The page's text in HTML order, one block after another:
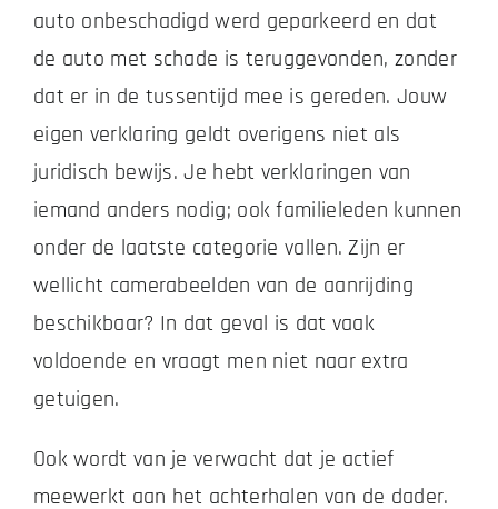
auto onbeschadigd werd geparkeerd en dat
de auto met schade is teruggevonden, zonder
dat er in de tussentijd mee is gereden. Jouw
eigen verklaring geldt overigens niet als
juridisch bewijs. Je hebt verklaringen van
iemand anders nodig; ook familieleden kunnen
onder de laatste categorie vallen. Zijn er
wellicht camerabeelden van de aanrijding
beschikbaar? In dat geval is dat vaak
voldoende en vraagt men niet naar extra
getuigen.
Ook wordt van je verwacht dat je actief
meewerkt aan het achterhalen van de dader.